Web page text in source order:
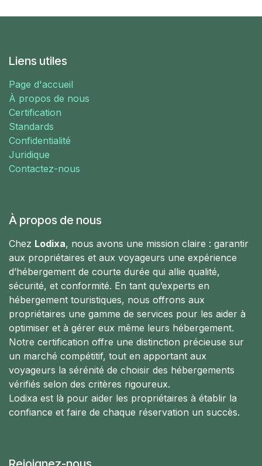
Liens utiles
Page d'accueil
À propos de nous
Certification
Standards
Confidentialité
Juridique
Contactez-nous
À propos de nous
Chez Lodixa, nous avons une mission claire : garantir
aux propriétaires et aux voyageurs une expérience
d’hébergement de courte durée qui allie qualité,
sécurité, et conformité. En tant qu’experts en
hébergement touristiques, nous offrons aux
propriétaires une gamme de services pour les aider à
optimiser et à gérer eux même leurs hébergement.
Notre certification offre une distinction précieuse sur
un marché compétitif, tout en apportant aux
voyageurs la sérénité de choisir des hébergements
vérifiés selon des critères rigoureux.
Lodixa est là pour aider les propriétaires à établir la
confiance et faire de chaque réservation un succès.